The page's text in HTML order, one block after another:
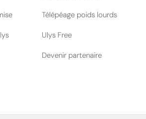
Télépéage poids lourds
Ulys Free
Devenir partenaire